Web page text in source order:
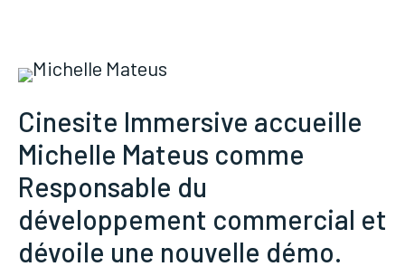
Cinesite Immersive accueille
Michelle Mateus comme
Responsable du
développement commercial et
dévoile une nouvelle démo.